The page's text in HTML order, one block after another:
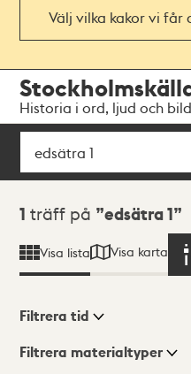
Välj vilka kakor vi får
navigationen
huvudinnehållet
Historia i ord, ljud och bild
Sök
Sökresultat
1 träff på edsätra 1
Visa lista Visa karta
Visningsläge
Filtrera tid
Filtrera materialtyper